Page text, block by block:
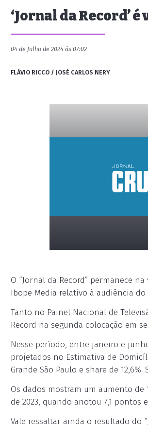
‘Jornal da Record’
04 de Julho de 2024 às 07:02
FLÁVIO RICCO / JOSÉ CARLOS NERY
placeholder
O “Jornal da Record” permanece
Ibope Media relativo à audiência do
Tanto no Painel Nacional de
Record na segunda colocação em
Nesse período, entre janeiro e
projetados no Estimativa de
Grande São Paulo e share de
Os dados mostram um aumento de
de 2023, quando anotou 7,1 pontos e
Vale ressaltar ainda o resultado do